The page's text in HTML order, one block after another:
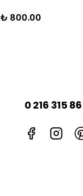
₺ 800.00
0 216 315